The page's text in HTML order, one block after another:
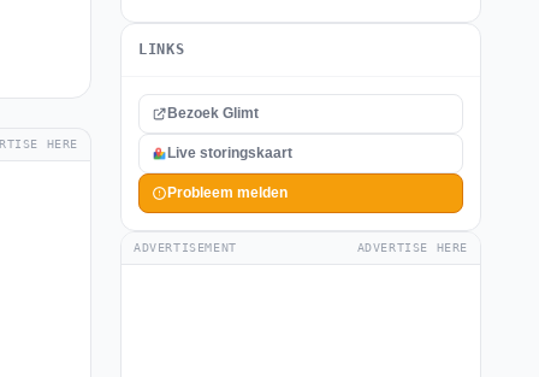
HERE
LINKS
Bezoek Glimt
Live storingskaart
Probleem melden
ADVERTISEMENT ADVERTISE HERE